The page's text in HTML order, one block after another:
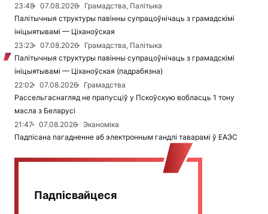
23:48 07.08.2026
Грамадства, Палітыка
Палітычныя структуры павінны супрацоўнічаць з грамадскімі
ініцыятывамі — Ціханоўская
23:23
07.08.2026
Грамадства, Палітыка
Палітычныя структуры павінны супрацоўнічаць з грамадскімі
ініцыятывамі — Ціханоўская (падрабязна)
22:02
07.08.2026
Грамадства
Рассельгаснагляд не прапусціў у Пскоўскую вобласць 1 тону
масла з Беларусі
21:47
07.08.2026
Эканоміка
Падпісана пагадненне аб электронным гандлі таварамі ў ЕАЭС
Падпісвайцеся